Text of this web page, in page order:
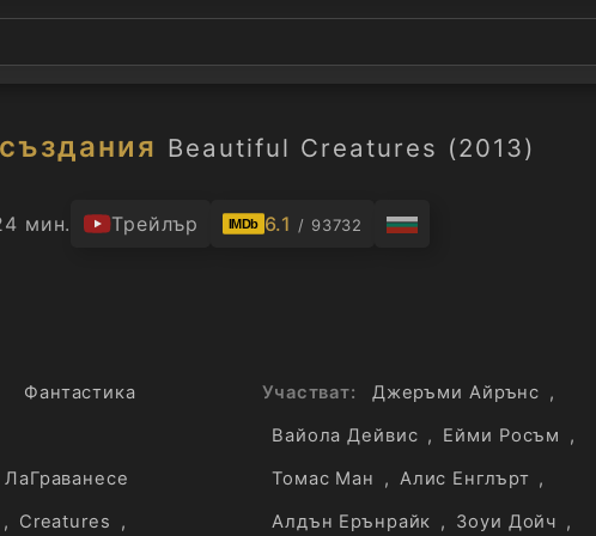
Beautiful Creatures (2013)
мин. Трейлър IMDb 6.1 / 93732
Фантастика
, Creatures
,
Участват: Джеръми Айрънс ,
Вайола Дейвис , Ейми Росъм
,
Томас Ман
, Алис Енглърт ,
Алдън Ерънрайк , Зоуи Дойч ,